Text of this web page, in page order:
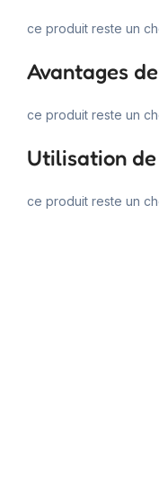
ce produit reste un
Avantages
ce produit reste un
Utilisation
ce produit reste un